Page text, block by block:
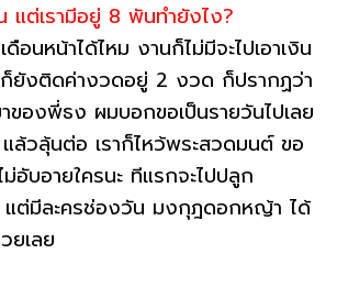
แต่เรามีอยู่ 8 พันทำยังไง?
อนหน้าได้ไหม งานก็ไม่มีจะไปเอาเงิน
ยังติดค่างวดอยู่ 2 งวด ก็ปรากฏว่า
ของพี่ธง ผมบอกขอเป็นรายวันไปเลย
ล้วลุ้นต่อ เราก็ไหว้พระสวดมนต์ ขอ
อับอายใครนะ ทีแรกจะไปปลูก
แต่มีละครช่องวัน มงกุฎดอกหญ้า ได้
ยเลย